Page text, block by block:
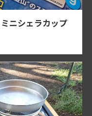
ニシェラカップ